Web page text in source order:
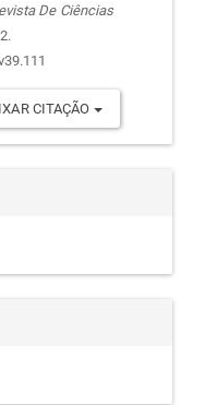
De Ciências
CITAÇÃO